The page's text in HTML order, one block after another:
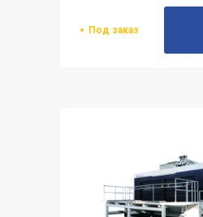
Под заказ